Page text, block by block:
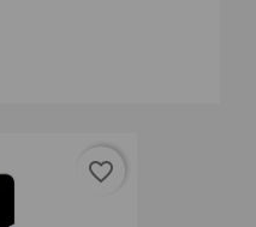
favorite_border